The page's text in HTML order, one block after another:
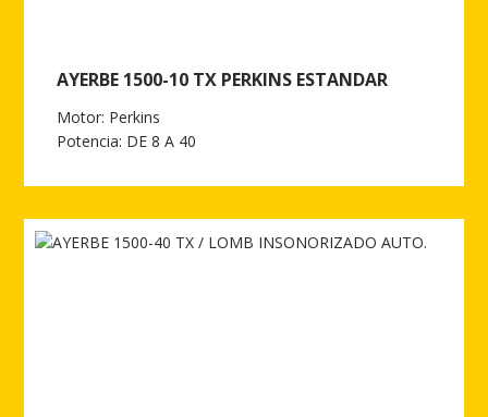
AYERBE 1500-10 TX PERKINS ESTANDAR
Motor: Perkins
Potencia: DE 8 A 40